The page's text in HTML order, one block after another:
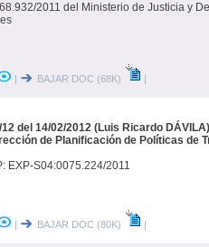
2011 del Ministerio de Justicia y
| BAJAR DOC (68K) |
12 del 14/02/2012 (Luis Ricardo
de Planificación de Políticas de
EXP-S04:0075.224/2011
| BAJAR DOC (80K) |